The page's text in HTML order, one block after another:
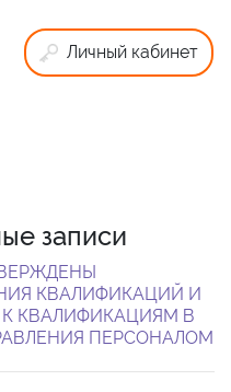
Личный кабинет
записи
КВАЛИФИКАЦИЙ И
КВАЛИФИКАЦИЯМ В
ПЕРСОНАЛОМ